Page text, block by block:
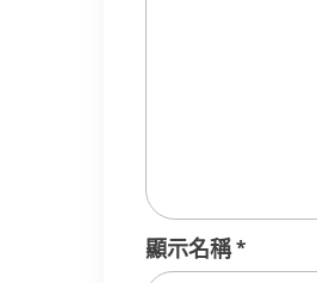
顯示名稱*